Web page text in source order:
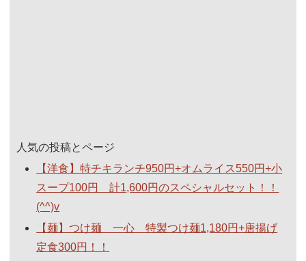
人気の投稿とページ
【洋食】特チキランチ950円+オムライス550円+小
スープ100円 計1,600円のスペシャルセット！！
(^^)v
【麺】つけ麺 一心 特製つけ麺1,180円+唐揚げ
定食300円！！